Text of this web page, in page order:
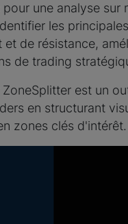
une analyse sur
les
et de résistance,
de trading
est un
en structurant
zones clés d'intérêt.